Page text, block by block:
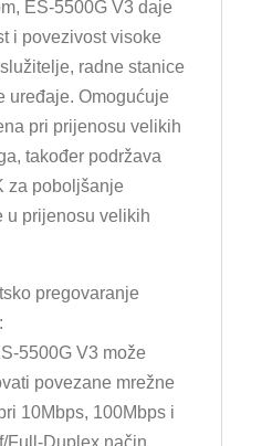
ES-5500G V3 daje
i povezivost visoke
radne stanice
uređaje. Omogućuje
pri prijenosu velikih
također podržava
za poboljšanje
u prijenosu velikih
pregovaranje
5500G V3 može
povezane mrežne
10Mbps, 100Mbps i
Full-Duplex način